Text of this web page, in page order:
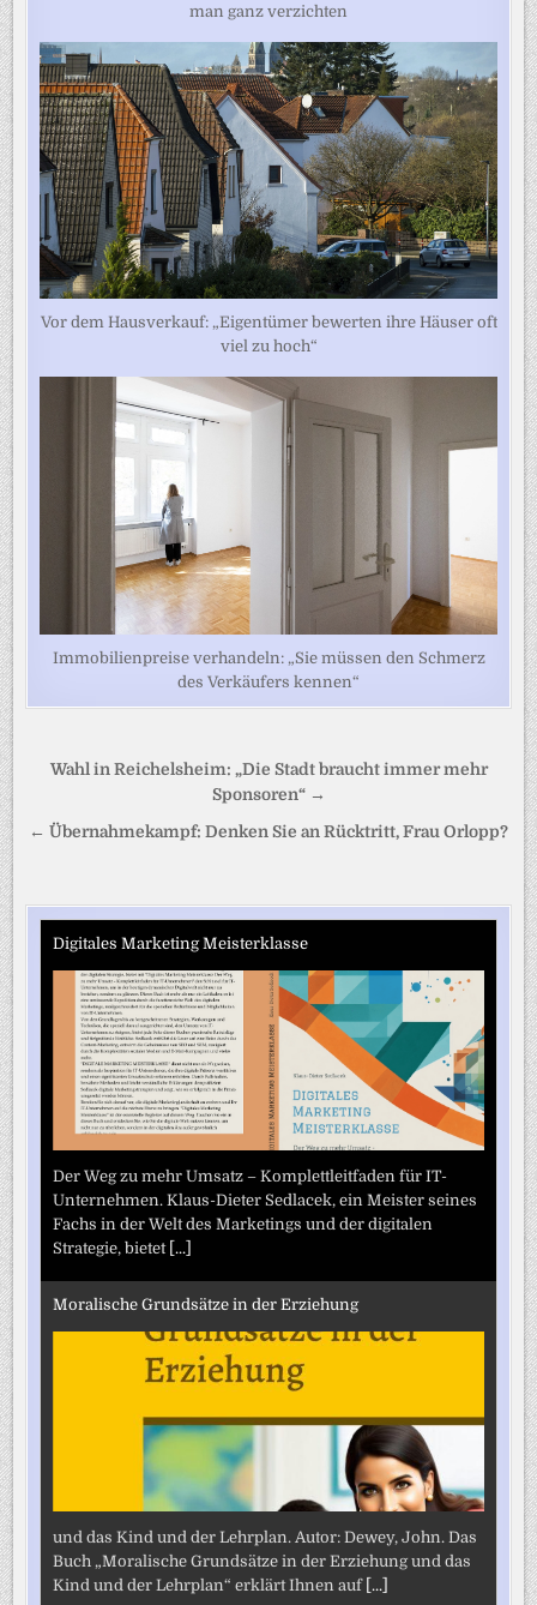
man ganz verzichten
Vor dem Hausverkauf: „Eigentümer bewerten ihre Häuser oft
viel zu hoch“
Immobilienpreise verhandeln: „Sie müssen den Schmerz
des Verkäufers kennen“
Beitragsnavigation
Wahl in Reichelsheim: „Die Stadt braucht immer mehr
Sponsoren“ →
← Übernahmekampf: Denken Sie an Rücktritt, Frau Orlopp?
Digitales Marketing Meisterklasse
Der Weg zu mehr Umsatz – Komplettleitfaden für IT-
Unternehmen. Klaus-Dieter Sedlacek, ein Meister seines
Fachs in der Welt des Marketings und der digitalen
Strategie, bietet [...]
Moralische Grundsätze in der Erziehung
und das Kind und der Lehrplan. Autor: Dewey, John. Das
Buch „Moralische Grundsätze in der Erziehung und das
Kind und der Lehrplan“ erklärt Ihnen auf [...]